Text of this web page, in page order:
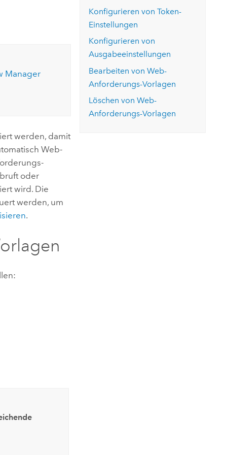
aktivieren Sie eine kostenfreie Testversion.
ArcGIS Pro erkunden
erkunden
Den Kurs erkunden
Die Story lesen
Manager
werden, damit
Web-
oder
wird. Die
werden, um
.
Konfigurieren von Token-
Einstellungen
Konfigurieren von
Ausgabeeinstellungen
Bearbeiten von Web-
Anforderungs-Vorlagen
Löschen von Web-
Anforderungs-Vorlagen